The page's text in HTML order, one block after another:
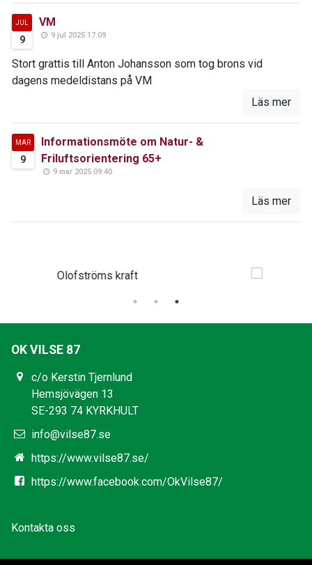
JUL
9
VM
9 jul 2025 17:09
Stort grattis till Anton Johansson som tog brons vid
dagens medeldistans på VM
Läs mer
MAR
9
Informationsmöte om Natur- &
Friluftsorientering 65+
9 mar 2025 09:40
Läs mer
OK VILSE 87
c/o Kerstin Tjernlund
Hemsjövägen 13
SE-293 74 KYRKHULT
info@vilse87.se
https://www.vilse87.se/
https://www.facebook.com/OkVilse87/
Kontakta oss